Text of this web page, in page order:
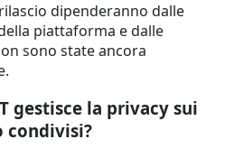
dipenderanno dalle
piattaforma e dalle
sono state ancora
gestisce la privacy sui
condivisi?